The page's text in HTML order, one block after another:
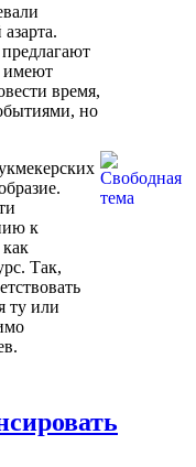
имеют
время,
но
к
Так,
ту или